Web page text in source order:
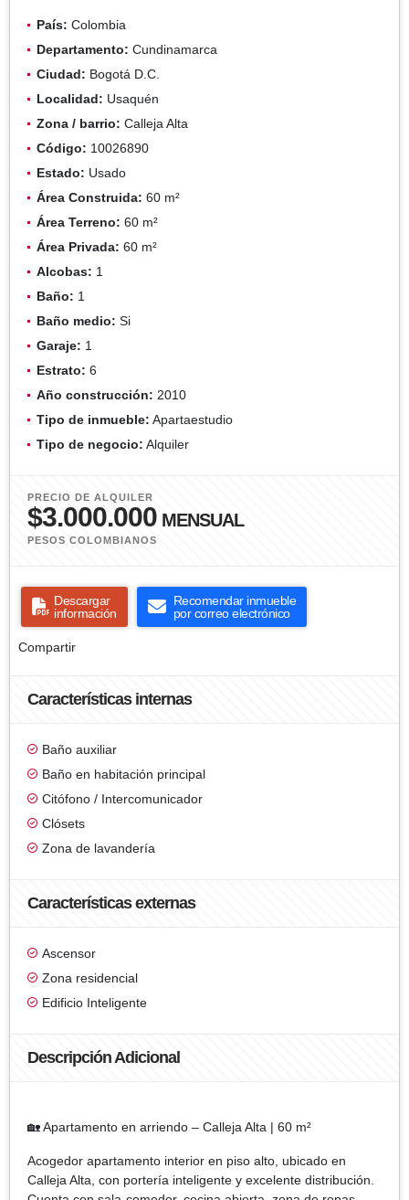
País: Colombia
Departamento: Cundinamarca
Ciudad: Bogotá D.C.
Localidad: Usaquén
Zona / barrio: Calleja Alta
Código: 10026890
Estado: Usado
Área Construida: 60 m²
Área Terreno: 60 m²
Área Privada: 60 m²
Alcobas: 1
Baño: 1
Baño medio: Si
Garaje: 1
Estrato: 6
Año construcción: 2010
Tipo de inmueble: Apartaestudio
Tipo de negocio: Alquiler
PRECIO DE ALQUILER
$3.000.000 MENSUAL
PESOS COLOMBIANOS
Descargar
información
Recomendar inmueble
por correo electrónico
Compartir
Características internas
Baño auxiliar
Baño en habitación principal
Citófono / Intercomunicador
Clósets
Zona de lavandería
Características externas
Ascensor
Zona residencial
Edificio Inteligente
Descripción Adicional
🏡 Apartamento en arriendo – Calleja Alta | 60 m²
Acogedor apartamento interior en piso alto, ubicado en
Calleja Alta, con portería inteligente y excelente distribución.